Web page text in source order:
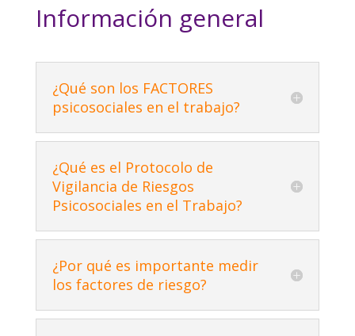
Información general
¿Qué son los FACTORES
psicosociales en el trabajo?
¿Qué es el Protocolo de
Vigilancia de Riesgos
Psicosociales en el Trabajo?
¿Por qué es importante medir
los factores de riesgo?